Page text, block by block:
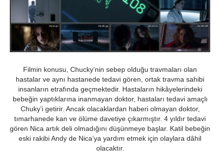
Filmin konusu, Chucky’nin sebep olduğu travmaları olan
hastalar ve aynı hastanede tedavi gören, ortak travma sahibi
insanların etrafında geçmektedir. Hastaların hikâyelerindeki
bebeğin yaptıklarına inanmayan doktor, hastaları tedavi amaçlı
Chuky’i getirir. Ancak olacaklardan haberi olmayan doktor,
tımarhanede kan ve ölüme davetiye çıkarmıştır. 4 yıldır tedavi
gören Nica artık deli olmadığını düşünmeye başlar. Katil bebeğin
eski rakibi Andy de Nica’ya yardım etmek için olaylara dâhil
olacaktır.